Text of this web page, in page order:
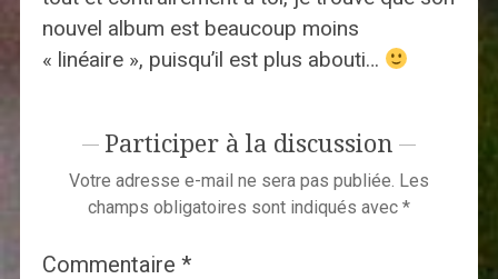
nouvel album est beaucoup moins
« linéaire », puisqu’il est plus abouti…
Participer à la discussion
Votre adresse e-mail ne sera pas publiée. Les
champs obligatoires sont indiqués avec *
Commentaire *